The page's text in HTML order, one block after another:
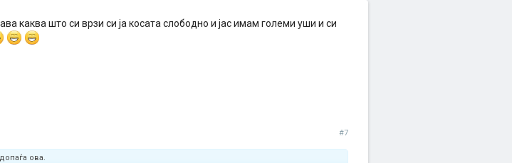
каква што си врзи си ја косата слободно и јас имам големи уши и си
#7
ова.